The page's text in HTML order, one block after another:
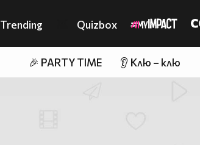
Trending Quizbox
🎉 PARTY TIME 👂 Клю – клю